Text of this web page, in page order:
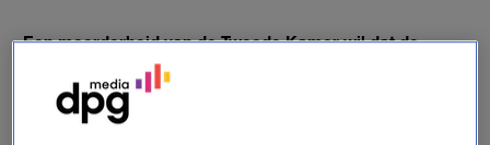
Een meerderheid van de Tweede Kamer wil dat de
vaccinatie tegen het RS-virus voor baby’s wordt
opgenomen in het rijksvaccinatieprogramma. Tegen de
wens van het kabinet in steunde een meerderheid